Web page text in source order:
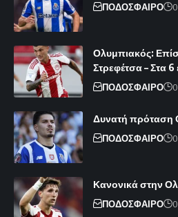
ΠΟΔΟΣΦΑΙΡΟ
Ολυμπιακός:
Στρεφέτσα – Στα 6
ΠΟΔΟΣΦΑΙΡΟ
Δυνατή πρόταση
ΠΟΔΟΣΦΑΙΡΟ
Κανονικά στην
ΠΟΔΟΣΦΑΙΡΟ